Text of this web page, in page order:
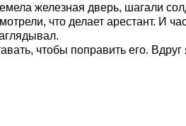
железная дверь, шагали
что делает арестант. И
чтобы поправить его.